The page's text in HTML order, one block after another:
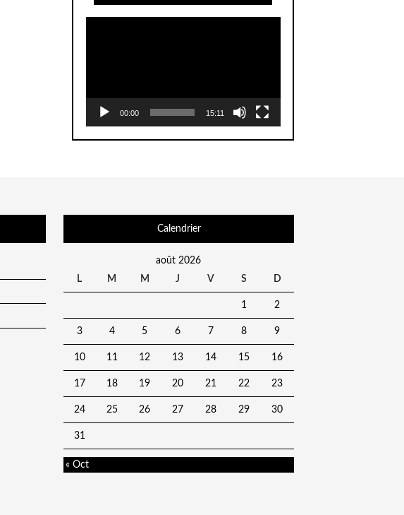
00:00 15:11
Calendrier
août 2026
L
M M J V S D
1 2
3 4 5 6 7 8 9
10 11 12 13 14 15 16
17 18 19 20 21 22 23
24 25 26 27 28 29 30
31
« Oct